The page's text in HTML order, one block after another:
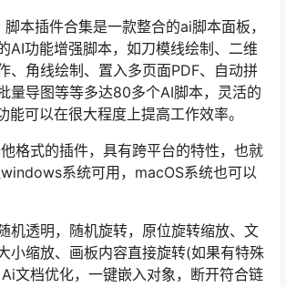
本插件合集是一款整合的ai脚本面板，
AI功能增强脚本，如刀模线绘制、二维
、角线绘制、置入多页面PDF、自动拼
量导图等等多达80多个AI脚本，灵活的
能可以在很大程度上提高工作效率。
格式的插件，具有跨平台的特性，也就
系统可用，macOS系统也可以
机透明，随机旋转，原位旋转缩放、文
小缩放、画板内容直接旋转(如果有特殊
文档优化，一键嵌入对象，断开符合链